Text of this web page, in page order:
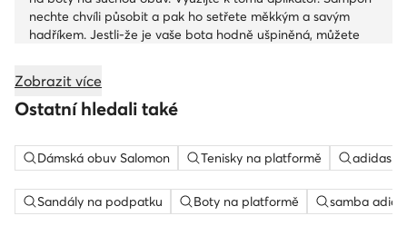
nechte chvíli působit a pak ho setřete měkkým a savým
hadříkem. Jestli-že je vaše bota hodně ušpiněná, můžete
Zobrazit více
Ostatní hledali také
Dámská obuv Salomon Tenisky na platformě adidas
Sandály na podpatku Boty na platformě samba